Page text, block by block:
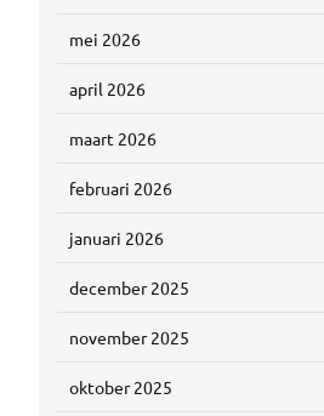
mei 2026
april 2026
maart 2026
februari 2026
januari 2026
december 2025
november 2025
oktober 2025